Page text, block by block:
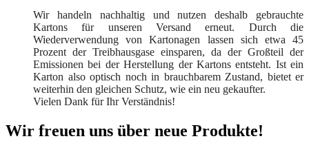
Wir handeln nachhaltig und nutzen deshalb gebrauchte
Kartons für unseren Versand erneut. Durch die
Wiederverwendung von Kartonagen lassen sich etwa 45
Prozent der Treibhausgase einsparen, da der Großteil der
Emissionen bei der Herstellung der Kartons entsteht. Ist ein
Karton also optisch noch in brauchbarem Zustand, bietet er
weiterhin den gleichen Schutz, wie ein neu gekaufter.
Vielen Dank für Ihr Verständnis!
Wir freuen uns über neue Produkte!